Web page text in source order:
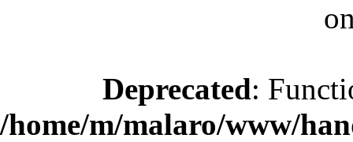
Deprecated:
/home/m/malaro/www/